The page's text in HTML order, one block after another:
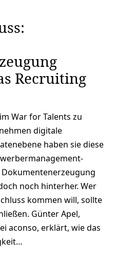
Recruiting
War for Talents zu
digitale
haben sie diese
noch hinterher. Wer
kommen will, sollte
Günter Apel,
aconso, erklärt, wie das